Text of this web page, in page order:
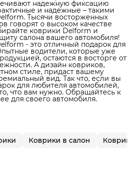
надежную фиксацию
и надежные – такими
Тысячи восторженных
говорят о высоком качестве
коврики Delform и
салона вашего автомобиля!
- это отличный подарок для
водители, которые уже
остаются в восторге от
А дизайн ковриков,
стиле, придаст вашему
вид. Так что, если вы
для любителя автомобилей,
что вам нужно. Обращайтесь к
для своего автомобиля.
Коврики в салон